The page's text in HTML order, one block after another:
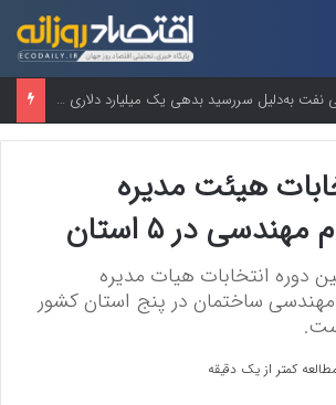
راه است؟واقعیت علمی پشت یک عنوان جنجالی
هیئت مدیره
در ۵ استان
دوره انتخابات هیات مدیره
ساختمان در پنج استان کشور
کمتر از یک دقیقه